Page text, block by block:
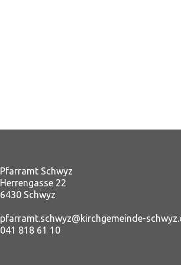
Pfarramt Schwyz
Herrengasse 22
6430 Schwyz
pfarramt.schwyz@kirchgemeinde-
041 818 61 10